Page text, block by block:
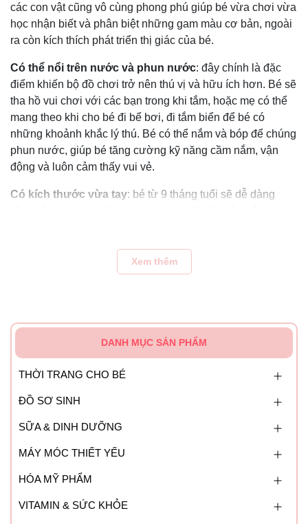
các con vật cũng vô cùng phong phú giúp bé vừa chơi vừa
học nhận biết và phân biệt những gam màu cơ bản, ngoài
ra còn kích thích phát triển thị giác của bé.
Có thể nổi trên nước và phun nước: đây chính là đặc
điểm khiến bộ đồ chơi trở nên thú vị và hữu ích hơn. Bé sẽ
tha hồ vui chơi với các bạn trong khi tắm, hoặc mẹ có thể
mang theo khi cho bé đi bể bơi, đi tắm biển để bé có
những khoảnh khắc lý thú. Bé có thể nắm và bóp để chúng
phun nước, giúp bé tăng cường kỹ năng cầm nắm, vận
động và luôn cảm thấy vui vẻ.
Có kích thước vừa tay: bé từ 9 tháng tuổi sẽ dễ dàng
chứa BPA nên đảm bảo an toàn tuyệt đối.
chơi luôn sạch và bền như mới.
Lưu Ý Sử Dụng Bộ 8 Sinh Vật Biển Munchkin
Xem thêm
DANH MỤC SẢN PHẨM
THỜI TRANG CHO BÉ
ĐỒ SƠ SINH
SỮA & DINH DƯỠNG
MÁY MÓC THIẾT YẾU
HÓA MỸ PHẨM
VITAMIN & SỨC KHỎE